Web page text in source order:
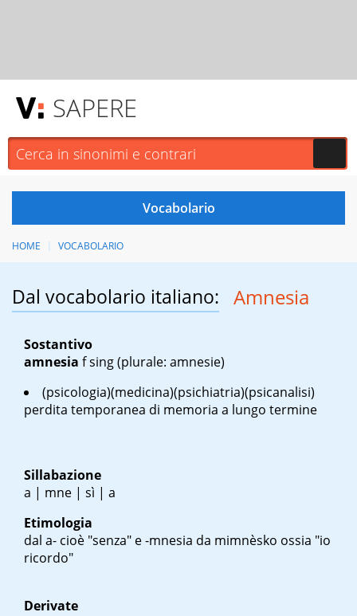
SAPERE
HOME VOCABOLARIO
Dal vocabolario italiano: Amnesia
Sostantivo
amnesia fsing(plurale: amnesie)
(psicologia)(medicina)(psichiatria)(psicanalisi)
perdita temporanea di memoria a lungo termine
Sillabazione
a | mne | sì | a
Etimologia
dal a- cioè "senza" e -mnesia da mimnèsko ossia "io
ricordo"
Derivate